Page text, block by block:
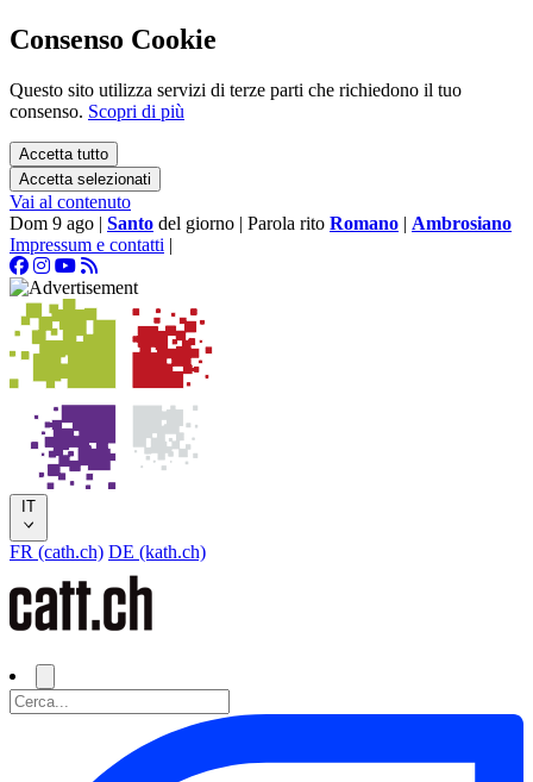
Consenso Cookie
Questo sito utilizza servizi di terze parti che richiedono il tuo
consenso. Scopri di più
Accetta tutto
Accetta selezionati
Vai al contenuto
Dom 9 ago | Santo del giorno | Parola rito Romano | Ambrosiano
Impressum e contatti |
IT
FR (cath.ch) DE (kath.ch)